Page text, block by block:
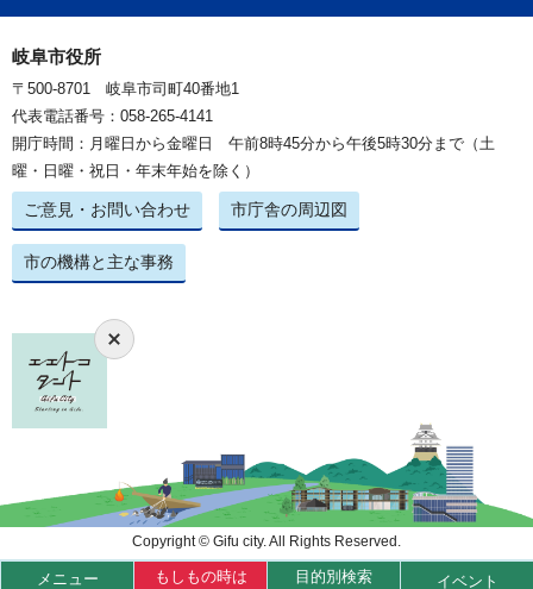
メニュー もしもの時は 目的別検索 イベント
岐阜市役所
〒500-8701 岐阜市司町40番地1
代表電話番号：058-265-4141
開庁時間：月曜日から金曜日 午前8時45分から午後5時30分まで（土
曜・日曜・祝日・年末年始を除く）
ご意見・お問い合わせ 市庁舎の周辺図
市の機構と主な事務
Copyright © Gifu city. All Rights Reserved.